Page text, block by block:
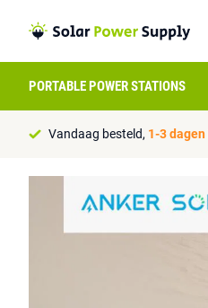
PORTABLE POWER STATIONS
Vandaag besteld, 1-3 dagen